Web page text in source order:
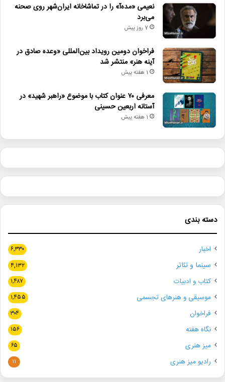
نعیمی «مده‌آ» را در تماشاخانه ایران‌شهر روی صحنه
می‌برد
7 روز پیش
فراخوان دومین رویداد بین‌المللی «وعده صادق در
آینه هنر» منتشر شد
1 هفته پیش
معرفی ۷۰ عنوان کتاب با موضوع «راهبر شهید» در
آستانه اربعین حسینی
1 هفته پیش
دسته بندی
اخبار ۶,۳۳۰
سینما و تئاتر ۴,۱۳۲
کتاب و ادبیات ۱,۴۸۷
موسیقی و هنرهای تجسمی ۱,۴۵۵
فراخوان ۳۰۴
نگاه هفته ۱۵۶
میز هنری ۶۵
رادیو میز هنری ۱۱